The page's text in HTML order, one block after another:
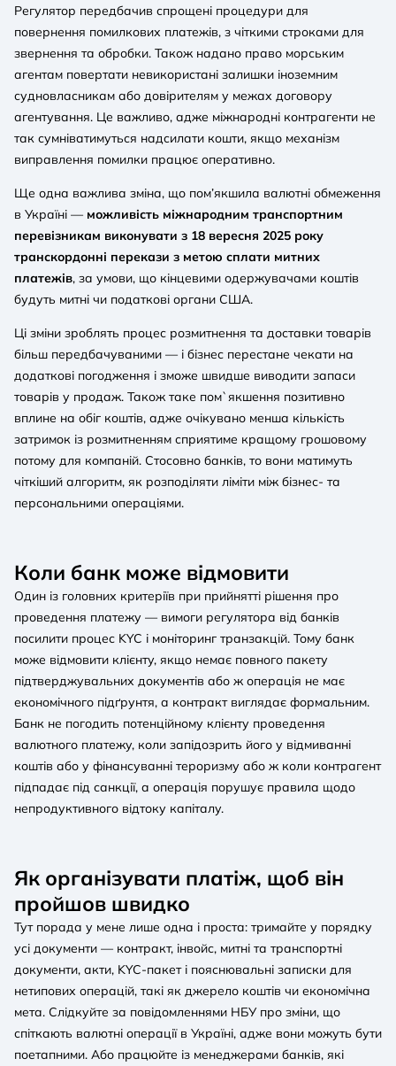
Регулятор передбачив спрощені процедури для
повернення помилкових платежів, з чіткими строками для
звернення та обробки. Також надано право морським
агентам повертати невикористані залишки іноземним
судновласникам або довірителям у межах договору
агентування. Це важливо, адже міжнародні контрагенти не
так сумніватимуться надсилати кошти, якщо механізм
виправлення помилки працює оперативно.
Ще одна важлива зміна, що пом’якшила валютні обмеження
в Україні — можливість міжнародним транспортним
перевізникам виконувати з 18 вересня 2025 року
транскордонні перекази з метою сплати митних
платежів, за умови, що кінцевими одержувачами коштів
будуть митні чи податкові органи США.
Ці зміни зроблять процес розмитнення та доставки товарів
більш передбачуваними — і бізнес перестане чекати на
додаткові погодження і зможе швидше виводити запаси
товарів у продаж. Також таке пом`якшення позитивно
вплине на обіг коштів, адже очікувано менша кількість
затримок із розмитненням сприятиме кращому грошовому
потому для компаній. Стосовно банків, то вони матимуть
чіткіший алгоритм, як розподіляти ліміти між бізнес- та
персональними операціями.
Коли банк може відмовити
Один із головних критеріїв при прийнятті рішення про
проведення платежу — вимоги регулятора від банків
посилити процес KYC і моніторинг транзакцій. Тому банк
може відмовити клієнту, якщо немає повного пакету
підтверджувальних документів або ж операція не має
економічного підґрунтя, а контракт виглядає формальним.
Банк не погодить потенційному клієнту проведення
валютного платежу, коли запідозрить його у відмиванні
коштів або у фінансуванні тероризму або ж коли контрагент
підпадає під санкції, а операція порушує правила щодо
непродуктивного відтоку капіталу.
Як організувати платіж, щоб він
пройшов швидко
Тут порада у мене лише одна і проста: тримайте у порядку
усі документи — контракт, інвойс, митні та транспортні
документи, акти, KYC-пакет і пояснювальні записки для
нетипових операцій, такі як джерело коштів чи економічна
мета. Слідкуйте за повідомленнями НБУ про зміни, що
спіткають валютні операції в Україні, адже вони можуть бути
поетапними. Або працюйте із менеджерами банків, які